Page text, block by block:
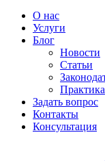
О нас
Услуги
Блог
Новости
Статьи
Практика
Задать вопрос
Контакты
Консультация